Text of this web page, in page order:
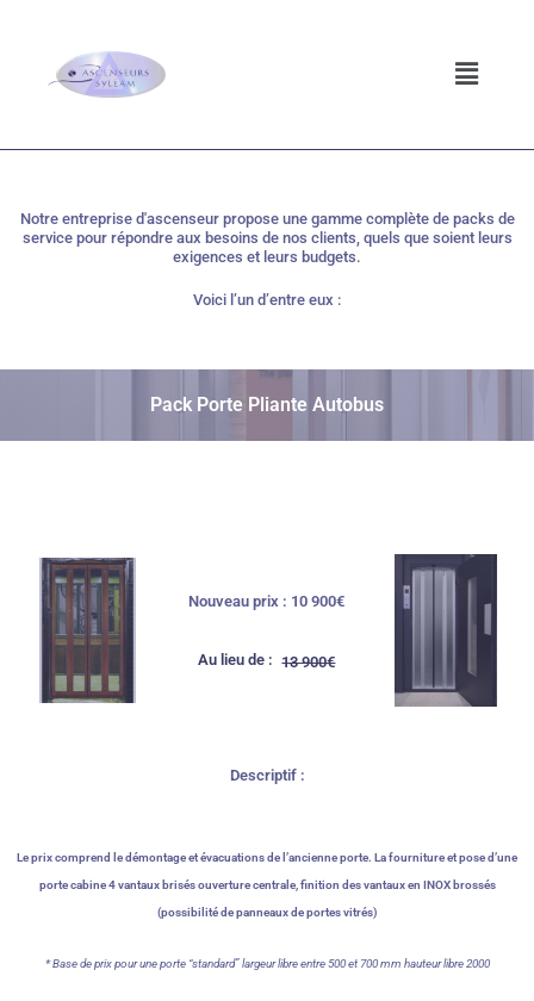
Notre entreprise d'ascenseur propose une gamme complète de packs de
service pour répondre aux besoins de nos clients, quels que soient leurs
exigences et leurs budgets.
Voici l’un d’entre eux :
Pack Porte Pliante Autobus
Nouveau prix : 10 900€​
Au lieu de : 13 900€
Descriptif :
Le prix comprend le démontage et évacuations de l’ancienne porte. La fourniture et pose d’une
porte cabine 4 vantaux brisés ouverture centrale, finition des vantaux en INOX brossés
(possibilité de panneaux de portes vitrés)
* Base de prix pour une porte “standard” largeur libre entre 500 et 700 mm hauteur libre 2000